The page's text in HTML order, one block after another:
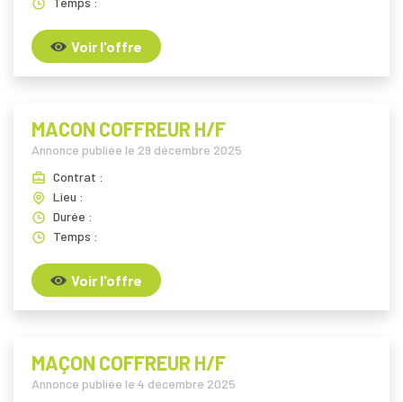
Voir l'offre
MACON COFFREUR H/F
Annonce publiée le 29 décembre 2025
Contrat :
Lieu :
Durée :
Temps :
Voir l'offre
MAÇON COFFREUR H/F
Annonce publiée le 4 décembre 2025